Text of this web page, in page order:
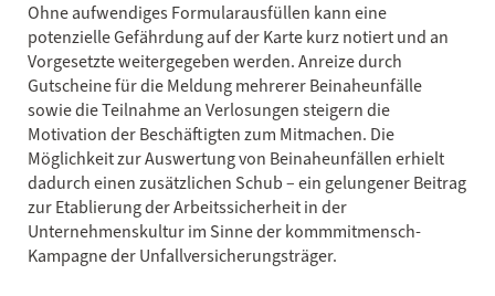
Ohne aufwendiges Formularausfüllen kann eine
potenzielle Gefährdung auf der Karte kurz notiert und an
Vorgesetzte weitergegeben werden. Anreize durch
Gutscheine für die Meldung mehrerer Beinaheunfälle
sowie die Teilnahme an Verlosungen steigern die
Motivation der Beschäftigten zum Mitmachen. Die
Möglichkeit zur Auswertung von Beinaheunfällen erhielt
dadurch einen zusätzlichen Schub – ein gelungener Beitrag
zur Etablierung der Arbeitssicherheit in der
Unternehmenskultur im Sinne der kommmitmensch-
Kampagne der Unfallversicherungsträger.